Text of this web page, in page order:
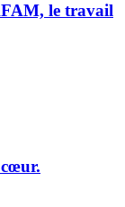
le travail